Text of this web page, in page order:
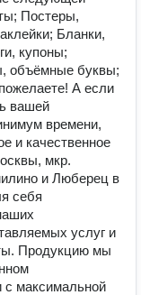
Постеры,
Бланки,
купоны;
объёмные буквы;
А если
вашей
времени,
и качественное
мкр.
и Люберец в
себя
услуг и
Продукцию мы
с максимальной